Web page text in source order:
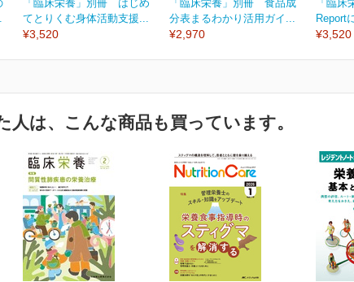
「臨床栄養」別冊 はじめ
てとりくむ身体活動支援...
¥3,520
「臨床栄養」別冊 食品成
分表まるわかり活用ガイ...
¥2,970
「臨
Report
¥3,520
人は、こんな商品も買っています。